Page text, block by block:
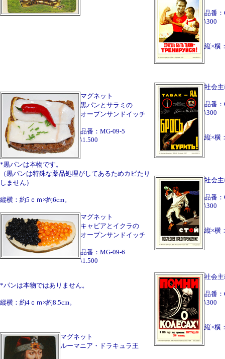
マグネット
黒パンとサラミの
オープンサンドイッチ
品番：MG-09-5
\1.500
*黒パンは本物です。
（黒パンは特殊な薬品処理がしてあるためカビたり
しません）
縦横：約5ｃｍ×約6cm。
マグネット
キャビアとイクラの
オープンサンドイッチ
品番：MG-09-6
\1.500
*パンは本物ではありません。
縦横：約4ｃｍ×約8.5cm。
マグネット
ルーマニア・ドラキュラ王
品番
\300
縦×横
社会
品番
\300
縦×横
社会
品番
\300
縦×横
社会
品番
\300
縦×横